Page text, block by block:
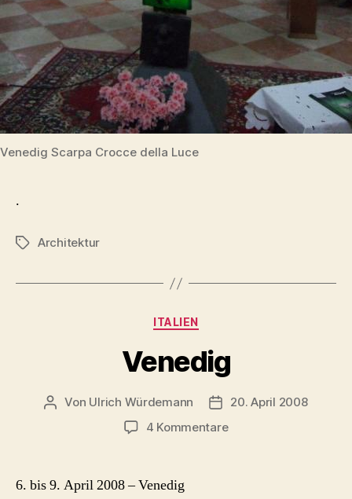
Venedig Scarpa Crocce della Luce
.
Schlagwörter
Architektur
Kategorien
ITALIEN
Venedig
Beitragsautor
Von Ulrich Würdemann Beitragsdatum
20. April 2008
4 Kommentarezu
6. bis 9. April 2008 – Venedig